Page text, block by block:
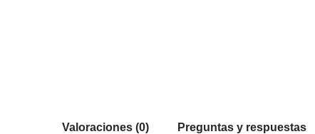
Valoraciones (0) Preguntas y respuestas